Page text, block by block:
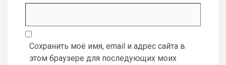
Сохранить моё имя, email и адрес сайта в
этом браузере для последующих моих